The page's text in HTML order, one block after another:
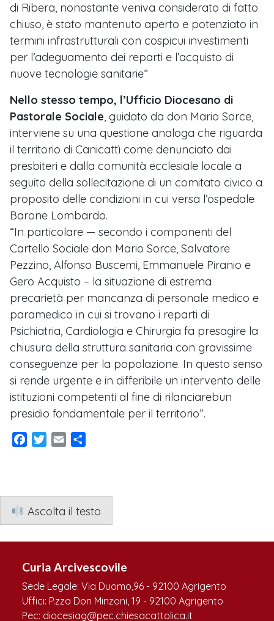
di Ribera, nonostante veniva considerato di fatto
chiuso, è stato mantenuto aperto e potenziato in
termini infrastrutturali con cospicui investimenti
per l’adeguamento dei reparti e l’acquisto di
nuove tecnologie sanitarie”
Nello stesso tempo, l’Ufficio Diocesano di
Pastorale Sociale, guidato da don Mario Sorce,
interviene su una questione analoga che riguarda
il territorio di Canicattì come denunciato dai
presbiteri e dalla comunità ecclesiale locale a
seguito della sollecitazione di un comitato civico a
proposito delle condizioni in cui versa l’ospedale
Barone Lombardo.
“In particolare — secondo i componenti del
Cartello Sociale don Mario Sorce, Salvatore
Pezzino, Alfonso Buscemi, Emmanuele Piranio e
Gero Acquisto – la situazione di estrema
precarietà per mancanza di personale medico e
paramedico in cui si trovano i reparti di
Psichiatria, Cardiologia e Chirurgia fa presagire la
chiusura della struttura sanitaria con gravissime
conseguenze per la popolazione. In questo senso
si rende urgente e in differibile un intervento delle
istituzioni competenti al fine di rilanciarebun
presidio fondamentale per il territorio”.
Facebook
TwitterEmail
Ascolta il testo
Curia Arcivescovile
Sede Legale: Via Duomo,96 - 92100 Agrigento
Uffici: P.zza Don Minzoni, 19 - 92100 Agrigento
Pec: diocesiag@pec.chiesacattolica.it